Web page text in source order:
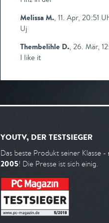
Melissa M., 11. Apr, 20:51
Uj
Thembelihle D., 26. Mär,
I like it
YOUTV, DER TESTSIEGER
Das beste Produkt seiner Klasse -
2005! Die Presse ist sich einig.